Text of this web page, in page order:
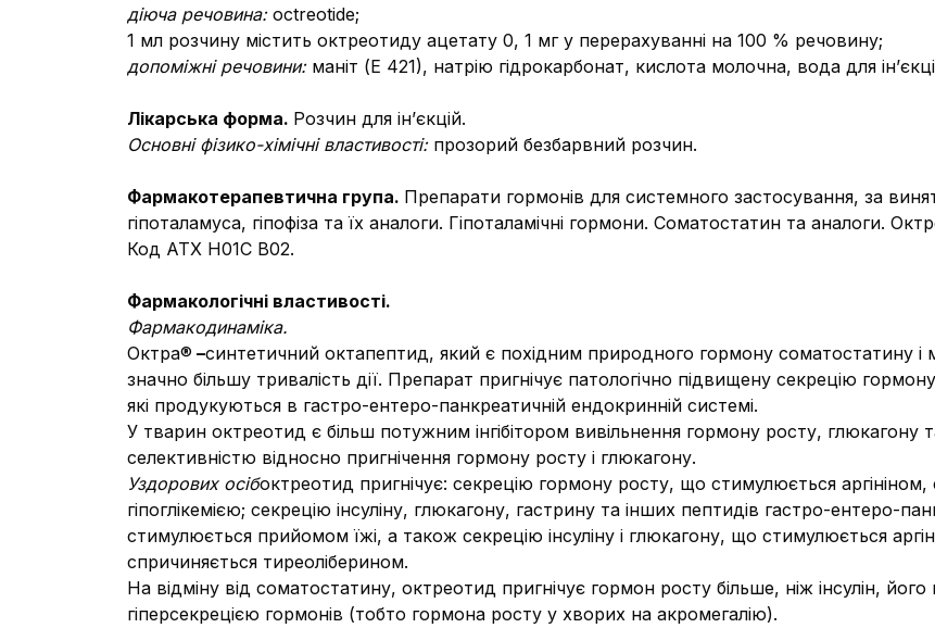
діюча речовина: octreotide;
1 мл розчину містить октреотиду ацетату 0, 1 мг у перерахуванні на 100 % речовину;
допоміжні речовини: маніт (Е 421), натрію гідрокарбонат, кислота молочна, вода для
Лікарська форма. Розчин для ін’єкцій.
Основні фізико-хімічні властивості: прозорий безбарвний розчин.
Фармакотерапевтична група. Препарати гормонів для системного застосування, за
гіпоталамуса, гіпофіза та їх аналоги. Гіпоталамічні гормони. Соматостатин та аналоги.
Код АТХ Н01С В02.
Фармакологічні властивості.
Фармакодинаміка.
Октра® –синтетичний октапептид, який є похідним природного гормону соматостатину і
значно більшу тривалість дії. Препарат пригнічує патологічно підвищену секрецію
які продукуються в гастро-ентеро-панкреатичній ендокринній системі.
У тварин октреотид є більш потужним інгібітором вивільнення гормону росту, глюкагону
селективністю відносно пригнічення гормону росту і глюкагону.
Уздорових осібоктреотид пригнічує: секрецію гормону росту, що стимулюється
гіпоглікемією; секрецію інсуліну, глюкагону, гастрину та інших пептидів гастро-ентеро-
стимулюється прийомом їжі, а також секрецію інсуліну і глюкагону, що стимулюється
спричиняється тиреоліберином.
На відміну від соматостатину, октреотид пригнічує гормон росту більше, ніж інсулін,
гіперсекрецією гормонів (тобто гормона росту у хворих на акромегалію).